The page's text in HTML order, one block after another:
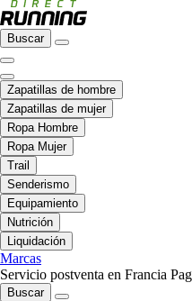
Buscar
Zapatillas de hombre
Zapatillas de mujer
Ropa Hombre
Ropa Mujer
Trail
Senderismo
Equipamiento
Nutrición
Liquidación
Marcas
Servicio postventa en Francia
Buscar